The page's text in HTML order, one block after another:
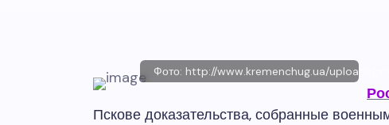
Фото: http://www.kremenchug.ua/uploads/
Пскове доказательства, собранные